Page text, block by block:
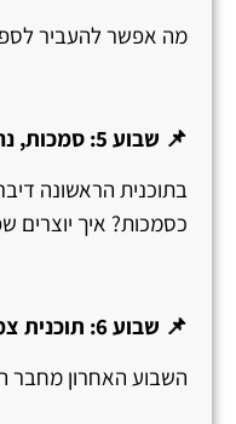
מה אפשר להעביר
📌 שבוע 5: סמכות, נראות ומעמד
בתוכנית הראשונה
כסמכות? איך יוצרים
📌 שבוע 6: תוכנית צמיחה אישית לחצי השנה הקרובה
השבוע האחרון מחבר